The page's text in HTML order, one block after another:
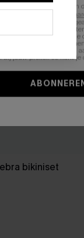
bikiniset
in te vullen
Algemene
mee in om herhaalde
en e-mails van Cupshe te
een aankoop. We
om producten en
bij jouw profiel. Je kunt